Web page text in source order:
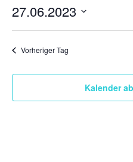
Juni
2023
27.06.2023
Vorheriger Tag
Kalender